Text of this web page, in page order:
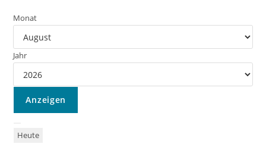
Monat
Jahr
Heute